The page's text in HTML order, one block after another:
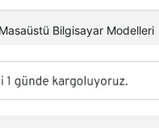
Bilgisayar Modelleri